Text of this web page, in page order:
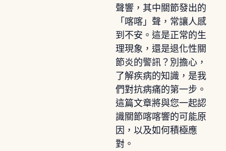
聲響，其中關節發出的
「喀喀」聲，常讓人感
到不安。這是正常的生
理現象，還是退化性關
節炎的警訊？別擔心，
了解疾病的知識，是我
們對抗病痛的第一步。
這篇文章將與您一起認
識關節喀喀響的可能原
因，以及如何積極應
對。